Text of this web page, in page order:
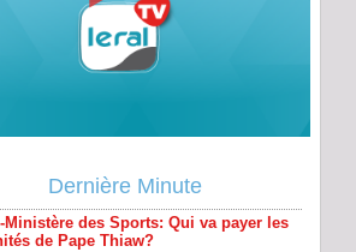
Dernière Minute
hydrologique du fleuve Sénégal :
de 8 cm en 24 heures